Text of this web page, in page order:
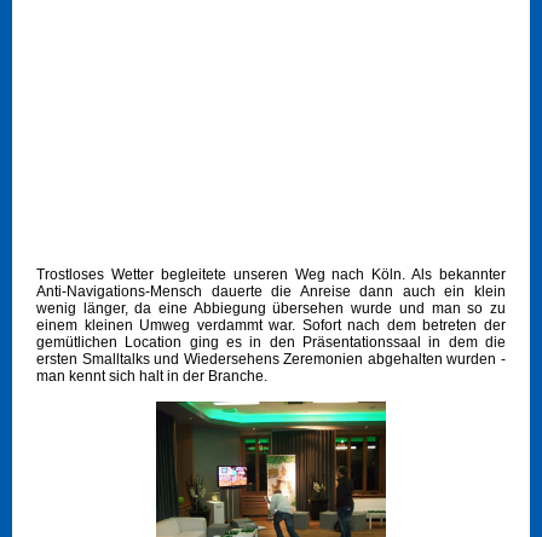
Trostloses Wetter begleitete unseren Weg nach Köln. Als bekannter
Anti-Navigations-Mensch dauerte die Anreise dann auch ein klein
wenig länger, da eine Abbiegung übersehen wurde und man so zu
einem kleinen Umweg verdammt war. Sofort nach dem betreten der
gemütlichen Location ging es in den Präsentationssaal in dem die
ersten Smalltalks und Wiedersehens Zeremonien abgehalten wurden -
man kennt sich halt in der Branche.